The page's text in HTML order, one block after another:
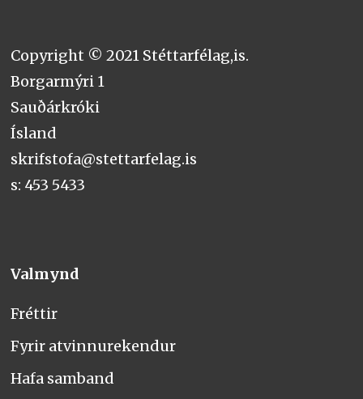
Copyright © 2021 Stéttarfélag,is.
Borgarmýri 1
Sauðárkróki
Ísland
skrifstofa@stettarfelag.is
s: 453 5433
Valmynd
Fréttir
Fyrir atvinnurekendur
Hafa samband